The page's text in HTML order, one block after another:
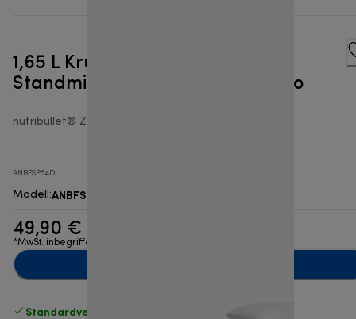
1,65 L Krug für den nutribullet®
Standmixer & Standmixer Combo
nutribullet® Zubehörteile für Standmixer
ANBFSP64DL
Modell :ANBFSP64DL
49,90 €
*MwSt. inbegriffen
Standardversand kostenlos